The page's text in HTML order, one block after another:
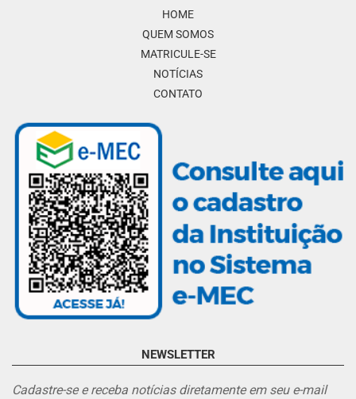
HOME
QUEM SOMOS
MATRICULE-SE
NOTÍCIAS
CONTATO
NEWSLETTER
Cadastre-se e receba notícias diretamente em seu e-mail